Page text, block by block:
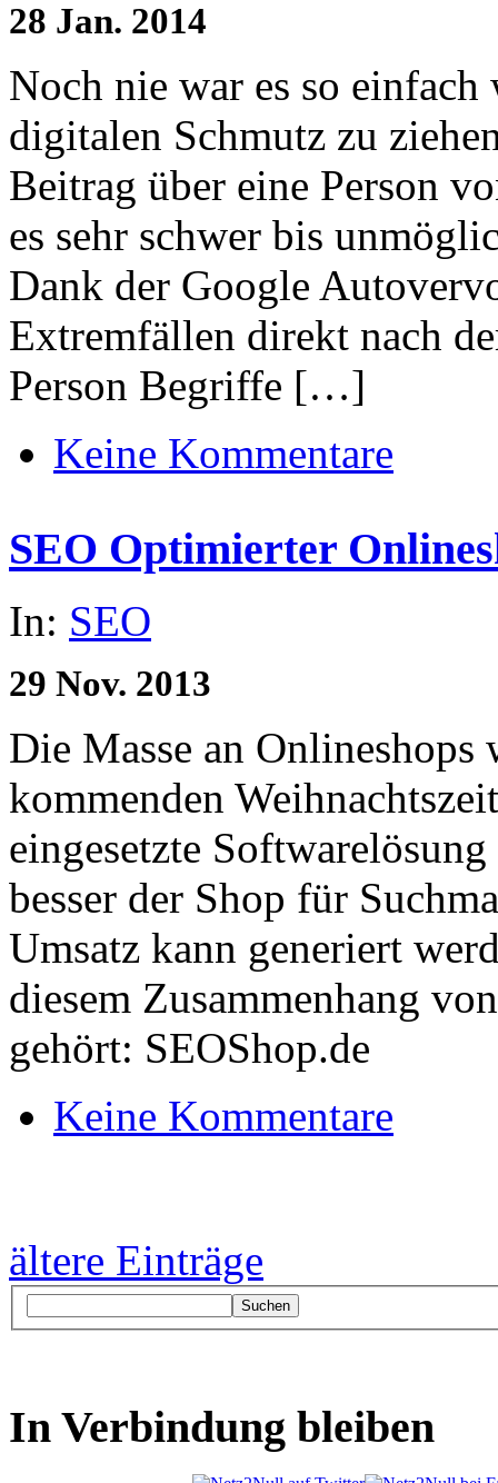
28 Jan. 2014
Noch nie war es so
digitalen Schmutz zu
Beitrag über eine Person
es sehr schwer bis
Dank der Google
Extremfällen direkt nach
Person Begriffe […]
Keine Kommentare
SEO Optimierter
In: SEO
29 Nov. 2013
Die Masse an Onlineshops
kommenden
eingesetzte
besser der Shop für
Umsatz kann generiert
diesem Zusammenhang
gehört: SEOShop.de
Keine Kommentare
ältere Einträge
Suchen
In Verbindung bleiben